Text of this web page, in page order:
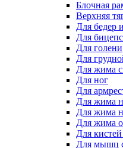
Блочная
Верхняя
Для бедер
Для
Для голени
Для
Для жима
Для ног
Для
Для жима
Для жима
Для жима
Для
Для мышц